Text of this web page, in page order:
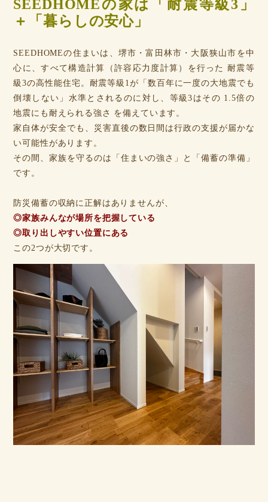
SEEDHOMEの家は「耐震等級3」
＋「暮らしの安心」
SEEDHOMEの住まいは、堺市・富田林市・大阪狭山市を中
心に、すべて構造計算（許容応力度計算）を行った 耐震等
級3の高性能住宅。耐震等級1が「数百年に一度の大地震でも
倒壊しない」水準とされるのに対し、等級3はその 1.5倍の
地震にも耐えられる強さ を備えています。
家自体が安全でも、災害直後の数日間は行政の支援が届かな
い可能性があります。
その間、家族を守るのは「住まいの強さ」と「備蓄の準備」
です。
防災備蓄の収納に正解はありませんが、
◎家族みんなが場所を把握している
◎取り出しやすい位置にある
この2つが大切です。